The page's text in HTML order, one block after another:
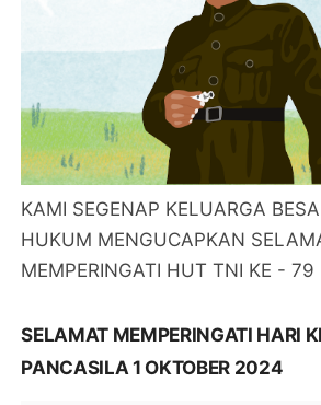
KAMI SEGENAP KELUARGA
HUKUM MENGUCAPKAN
MEMPERINGATI HUT TNI KE -
SELAMAT MEMPERINGATI HARI
PANCASILA 1 OKTOBER 2024